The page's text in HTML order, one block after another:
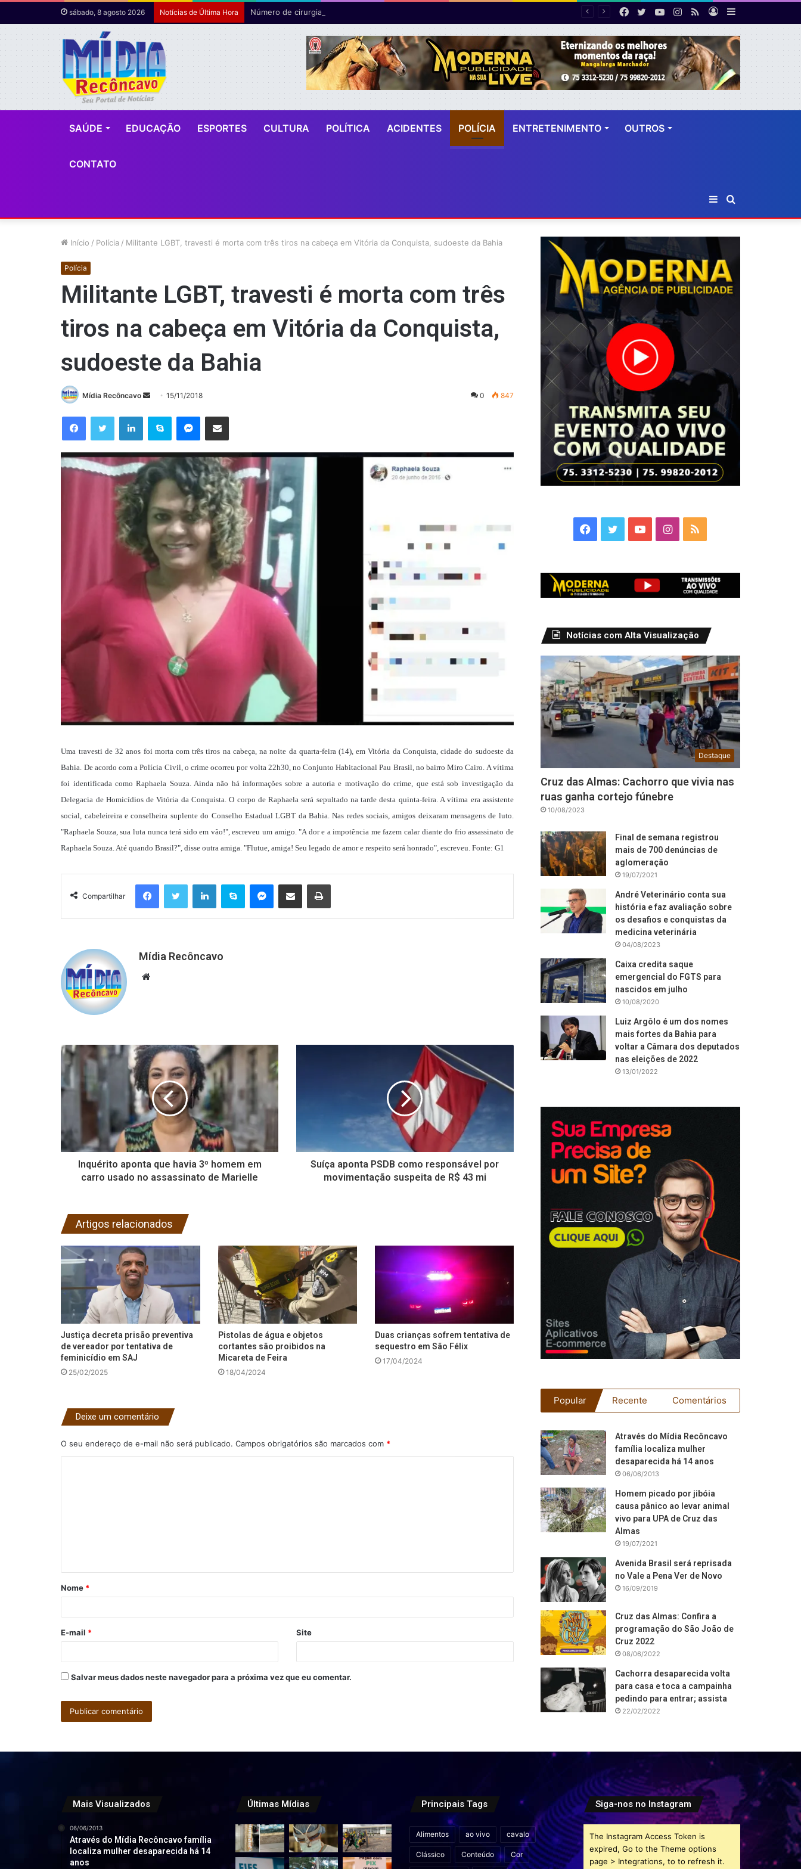
sábado, 8 agosto 2026 Notícias de Última Hora Número de cirurgias plásticas mamárias realizadas pelo SUS cresce 54% em dez anos
Barra
Lateral
Entrar
RSS
Instagram
YouTube
Twitter
Facebook
SAÚDE EDUCAÇÃO ESPORTES CULTURA POLÍTICA ACIDENTES POLÍCIA ENTRETENIMENTO OUTROS
CONTATO
por
Barra
Lateral
Início / Polícia / Militante LGBT, travesti é morta com três tiros na cabeça em Vitória da Conquista, sudoeste da Bahia
Polícia
Militante LGBT, travesti é morta com três
tiros na cabeça em Vitória da Conquista,
sudoeste da Bahia
Mídia Recôncavo
Mande
e-
15/11/2018 0 847
FacebookTwitter LinkedinSkype Messenger
Compartilhar via e-mail
Uma travesti de 32 anos foi morta com três tiros na cabeça, na noite da quarta-feira (14), em Vitória da Conquista, cidade do sudoeste da
Bahia. De acordo com a Polícia Civil, o crime ocorreu por volta 22h30, no Conjunto Habitacional Pau Brasil, no bairro Miro Cairo. A vítima
foi identificada como Raphaela Souza. Ainda não há informações sobre a autoria e motivação do crime, que está sob investigação da
Delegacia de Homicídios de Vitória da Conquista. O corpo de Raphaela será sepultado na tarde desta quinta-feira. A vítima era assistente
social, cabeleireira e conselheira suplente do Conselho Estadual LGBT da Bahia. Nas redes sociais, amigos deixaram mensagens de luto.
"Raphaela Souza, sua luta nunca terá sido em vão!", escreveu um amigo. "A dor e a impotência me fazem calar diante do frio assassinato de
Raphaela Souza. Até quando Brasil?", disse outra amiga. "Flutue, amiga! Seu legado de amor e respeito será honrado", escreveu. Fonte: G1
Compartilhar
FacebookTwitter LinkedinSkype Messenger
Compartilhar via e-mail Imprimir
Mídia Recôncavo
Website
Inquérito aponta que havia 3º homem em
carro usado no assassinato de Marielle
Suíça aponta PSDB como responsável por
movimentação suspeita de R$ 43 mi
Artigos relacionados
Justiça decreta prisão preventiva
de vereador por tentativa de
feminicídio em SAJ
25/02/2025
Pistolas de água e objetos
cortantes são proibidos na
Micareta de Feira
18/04/2024
Duas crianças sofrem tentativa de
sequestro em São Félix
17/04/2024
Deixe um comentário
O seu endereço de e-mail não será publicado. Campos obrigatórios são marcados com *
á
r
*
Nome *
E-mail * Site
Salvar meus dados neste navegador para a próxima vez que eu comentar.
Facebook
TwitterYouTubeInstagram
RSS
Notícias com Alta Visualização
Destaque
Cruz das Almas: Cachorro que vivia nas
ruas ganha cortejo fúnebre
10/08/2023
Final de semana registrou
mais de 700 denúncias de
aglomeração
19/07/2021
André Veterinário conta sua
história e faz avaliação sobre
os desafios e conquistas da
medicina veterinária
04/08/2023
Caixa credita saque
emergencial do FGTS para
nascidos em julho
10/08/2020
Luiz Argôlo é um dos nomes
mais fortes da Bahia para
voltar a Câmara dos deputados
nas eleições de 2022
13/01/2022
Popular Recente Comentários
Através do Mídia Recôncavo
família localiza mulher
desaparecida há 14 anos
06/06/2013
Homem picado por jibóia
causa pânico ao levar animal
vivo para UPA de Cruz das
Almas
19/07/2021
Avenida Brasil será reprisada
no Vale a Pena Ver de Novo
16/09/2019
Cruz das Almas: Confira a
programação do São João de
Cruz 2022
08/06/2022
Cachorra desaparecida volta
para casa e toca a campainha
pedindo para entrar; assista
22/02/2022
Mais Visualizados
06/06/2013
Através do Mídia Recôncavo família
localiza mulher desaparecida há 14
anos
Últimas Mídias Principais Tags
Alimentos ao vivo cavalo
Clássico Conteúdo Cor
Siga-nos no Instagram
The Instagram Access Token is
expired, Go to the Theme options
page > Integrations, to to refresh it.